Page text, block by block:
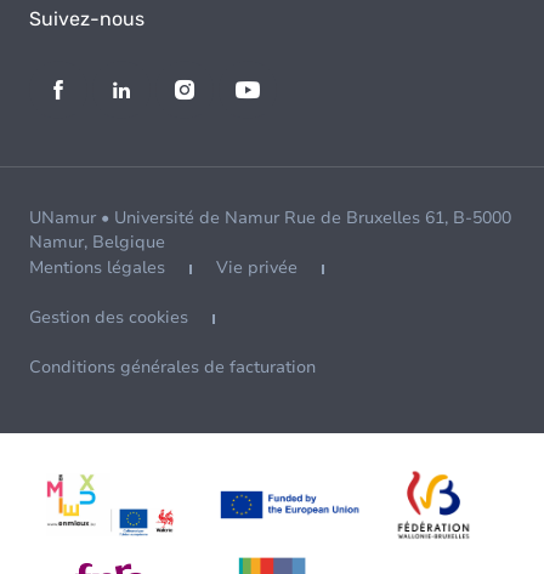
Suivez-nous
UNamur • Université de Namur Rue de Bruxelles 61, B-5000
Namur, Belgique
Mentions légales
Vie privée
Gestion des cookies
Conditions générales de facturation